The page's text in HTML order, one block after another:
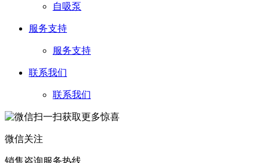
自吸泵
服务支持
服务支持
联系我们
联系我们
微信关注